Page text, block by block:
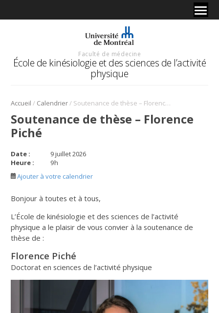
Faculté de médecine
École de kinésiologie et des sciences de l’activité
physique
Accueil / Calendrier/ Soutenance de thèse – Florence Piché
Soutenance de thèse – Florence
Piché
Date :
9 juillet 2026
Heure :
9h
Ajouter à votre calendrier
Bonjour à toutes et à tous,
L’École de kinésiologie et des sciences de l’activité
physique a le plaisir de vous convier à la soutenance de
thèse de :
Florence Piché
Doctorat en sciences de l’activité physique